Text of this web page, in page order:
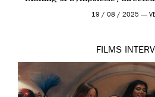
the sacred space where
19 / 08 / 2025 —
FILMS